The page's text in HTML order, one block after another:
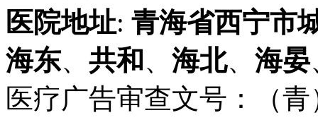
医院地址: 青海省西宁市
海东、 共和 、 海北、 海晏
医疗广告审查文号：（